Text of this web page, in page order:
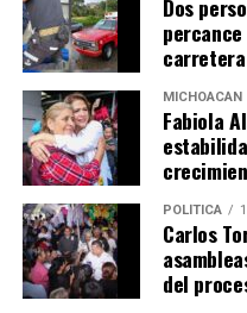
MiZitácuaro
Comparte con:
Dos
MICHOACÁN
Fabiola
POLÍTICA
Carlos
del